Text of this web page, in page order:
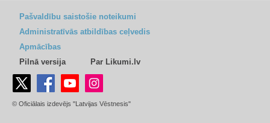
Pašvaldību saistošie noteikumi
Administratīvās atbildības ceļvedis
Apmācības
Pilnā versija
Par Likumi.lv
© Oficiālais izdevējs "Latvijas Vēstnesis"